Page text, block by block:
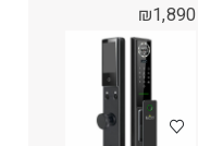
₪1,890